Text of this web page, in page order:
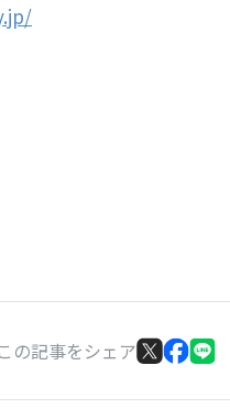
この記事をシェア